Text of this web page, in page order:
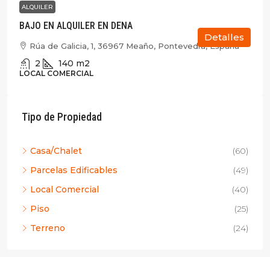
ALQUILER
BAJO EN ALQUILER EN DENA
Rúa de Galicia, 1, 36967 Meaño, Pontevedra, España
2 140 m2
LOCAL COMERCIAL
Detalles
Tipo de Propiedad
Casa/Chalet
(60)
Parcelas Edificables
(49)
Local Comercial
(40)
Piso
(25)
Terreno
(24)